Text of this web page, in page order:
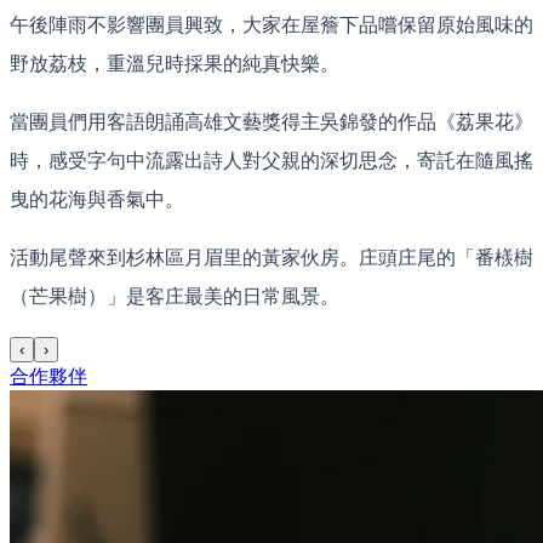
午後陣雨不影響團員興致，大家在屋簷下品嚐保留原始風味的
野放荔枝，重溫兒時採果的純真快樂。
當團員們用客語朗誦高雄文藝獎得主吳錦發的作品《荔果花》
時，感受字句中流露出詩人對父親的深切思念，寄託在隨風搖
曳的花海與香氣中。
活動尾聲來到杉林區月眉里的黃家伙房。庄頭庄尾的「番檨樹
（芒果樹）」是客庄最美的日常風景。
‹ ›
合作夥伴